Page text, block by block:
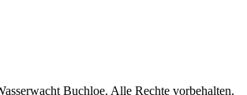
Buchloe. Alle Rechte vorbehalten.